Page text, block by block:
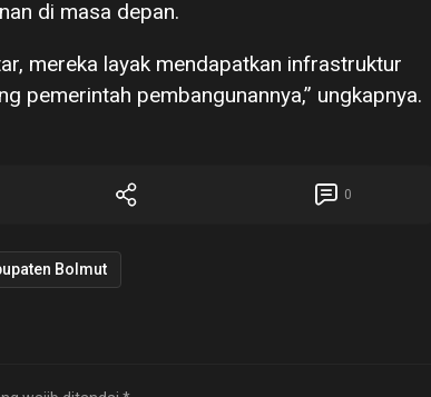
di masa depan.
mereka layak mendapatkan infrastruktur
pemerintah pembangunannya,” ungkapnya.
0
Bolmut